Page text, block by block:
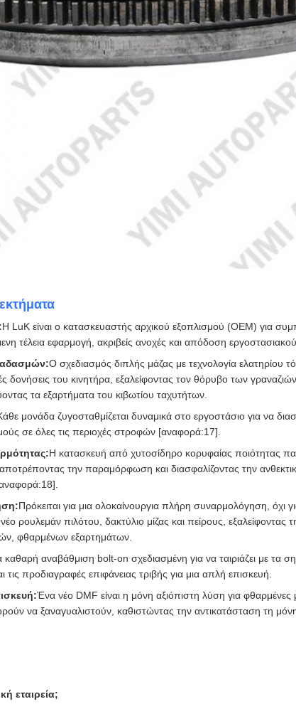
Η LuK είναι ο κατασκευαστής αρχικού εξοπλισμού (OEM) για
τέλεια εφαρμογή, ακριβείς ανοχές και απόδοση
Ο σχεδιασμός διπλής μάζας με τεχνολογία ελατηρίου
δονήσεις του κινητήρα, εξαλείφοντας τον θόρυβο των
τα εξαρτήματα του κιβωτίου ταχυτήτων.
μονάδα ζυγοσταθμίζεται δυναμικά στο εργοστάσιο για να
σε όλες τις περιοχές στροφών [αναφορά:17].
Η κατασκευή από χυτοσίδηρο κορυφαίας ποιότητας
την παραμόρφωση και διασφαλίζοντας την
Πρόκειται για μια ολοκαίνουργια πλήρη συναρμολόγηση, όχι
ρουλεμάν πιλότου, δακτύλιο μίζας και πείρους, εξαλείφοντας
φθαρμένων εξαρτημάτων.
καθαρή αναβάθμιση bolt-on σχεδιασμένη για να ταιριάζει με τα
προδιαγραφές επιφάνειας τριβής για μια απλή επισκευή.
Ένα νέο DMF είναι η μόνη αξιόπιστη λύση για
να ξαναγυαλιστούν, καθιστώντας την αντικατάσταση τη
εταιρεία;